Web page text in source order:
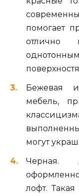
помогает
Бежевая
мебель,
могут
Черная.
лофт.